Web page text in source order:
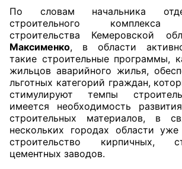
Члены ОП КО
Документы ОП КО
Регламент ОП КО
Кодекс этики ОП КО
Положения
Соглашения
Рекомендации
По словам начальника
строительного комплекса
строительства Кемеровской
Максименко, в области
такие строительные программы,
жильцов аварийного жилья,
льготных категорий граждан,
стимулируют темпы
имеется необходимость
строительных материалов, в
нескольких городах области уже
строительство кирпичных,
цементных заводов.